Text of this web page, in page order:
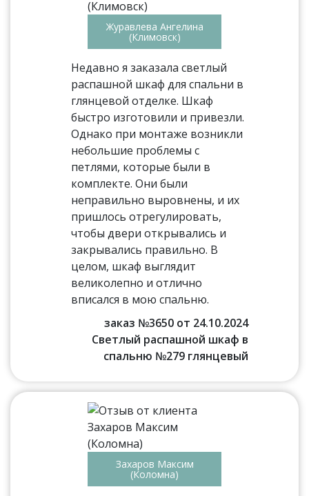
Журавлева Ангелина
(Климовск)
Недавно я заказала светлый
распашной шкаф для спальни в
глянцевой отделке. Шкаф
быстро изготовили и привезли.
Однако при монтаже возникли
небольшие проблемы с
петлями, которые были в
комплекте. Они были
неправильно выровнены, и их
пришлось отрегулировать,
чтобы двери открывались и
закрывались правильно. В
целом, шкаф выглядит
великолепно и отлично
вписался в мою спальню.
заказ №3650 от 24.10.2024
Светлый распашной шкаф в
спальню №279 глянцевый
Захаров Максим
(Коломна)